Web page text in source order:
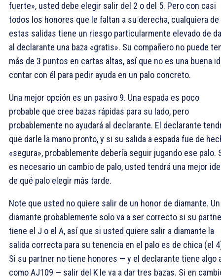
fuerte», usted debe elegir salir del 2 o del 5. Pero con casi
todos los honores que le faltan a su derecha, cualquiera de
estas salidas tiene un riesgo particularmente elevado de
al declarante una baza «gratis». Su compañero no puede
más de 3 puntos en cartas altas, así que no es una buena
contar con él para pedir ayuda en un palo concreto.
Una mejor opción es un pasivo 9. Una espada es poco
probable que cree bazas rápidas para su lado, pero
probablemente no ayudará al declarante. El declarante
que darle la mano pronto, y si su salida a espada fue de
«segura», probablemente debería seguir jugando ese palo.
es necesario un cambio de palo, usted tendrá una mejor
de qué palo elegir más tarde.
Note que usted no quiere salir de un honor de diamante. Un
diamante probablemente solo va a ser correcto si su
tiene el J o el A, así que si usted quiere salir a diamante la
salida correcta para su tenencia en el palo es de chica (el
Si su partner no tiene honores — y el declarante tiene algo
comoAJ109 — salir del K le va a dar tres bazas. Si en